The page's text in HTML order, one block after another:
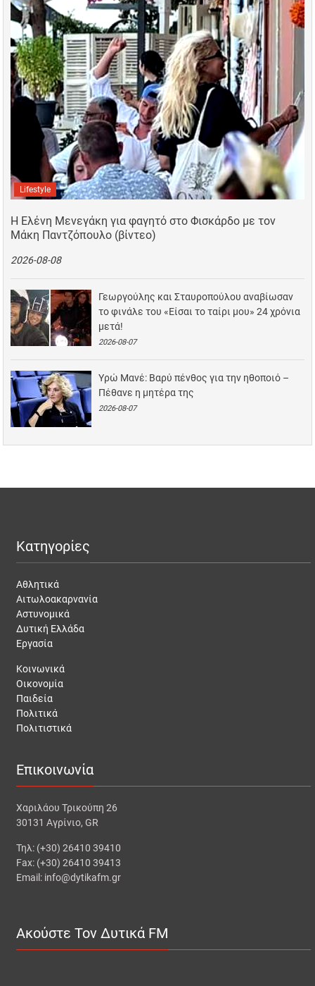
Lifestyle
Η Ελένη Μενεγάκη για φαγητό στο Φισκάρδο με τον
Μάκη Παντζόπουλο (βίντεο)
2026-08-08
Γεωργούλης και Σταυροπούλου αναβίωσαν
το φινάλε του «Είσαι το ταίρι μου» 24 χρόνια
μετά!
2026-08-07
Υρώ Μανέ: Βαρύ πένθος για την ηθοποιό –
Πέθανε η μητέρα της
2026-08-07
Κατηγορίες
Αθλητικά
Αιτωλοακαρνανία
Αστυνομικά
Δυτική Ελλάδα
Εργασία
Κοινωνικά
Οικονομία
Παιδεία
Πολιτικά
Πολιτιστικά
Επικοινωνία
Χαριλάου Τρικούπη 26
30131 Αγρίνιο, GR
Τηλ: (+30) 26410 39410
Fax: (+30) 26410 39413
Email: info@dytikafm.gr
Ακούστε Τον Δυτικά FM